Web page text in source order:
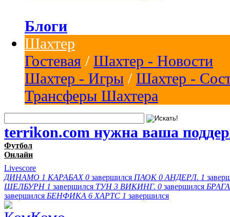
Блоги
Шахтер
Гостевая / Шахтер - Новости
Шахтер - Игры / Шахтер -
Трансферы Шахтера
terrikon.com нужна ваша
Футбол
Онлайн
Livescore
ДИНАМО 1 КАРАБАХ 0 завершился ПАОК 0 АНДЕРЛ. 1
ШЕЛБУРН 1 завершился ТУН 3 ВИКИНГ. 0 завершился БРАГА
завершился БЕНФИКА 6 ХАРТС 1 завершился